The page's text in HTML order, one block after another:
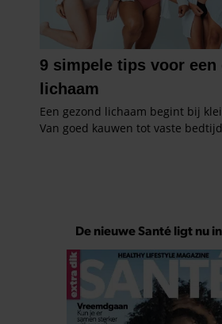
De nieuwe Santé ligt nu